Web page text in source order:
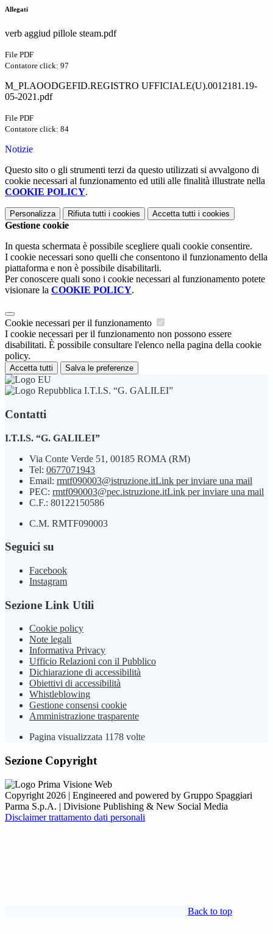
Allegati
verb aggiud pillole steam.pdf
File PDF
Contatore click: 97
M_PI.AOODGEFID.REGISTRO UFFICIALE(U).0012181.19-
05-2021.pdf
File PDF
Contatore click: 84
Notizie
Questo sito o gli strumenti terzi da questo utilizzati si avvalgono di
cookie necessari al funzionamento ed utili alle finalità illustrate nella
COOKIE POLICY.
Personalizza Rifiuta tutti i cookies Accetta tutti i cookies
Gestione cookie
In questa schermata è possibile scegliere quali cookie consentire.
I cookie necessari sono quelli che consentono il funzionamento della
piattaforma e non è possibile disabilitarli.
Per conoscere quali sono i cookie necessari al funzionamento potete
visionare la COOKIE POLICY.
Cookie necessari per il funzionamento
I cookie necessari per il funzionamento non possono essere
disabilitati. È possibile consultare l'elenco nella pagina della cookie
policy.
Accetta tutti Salva le preferenze
I.T.I.S. “G. GALILEI”
Contatti
I.T.I.S. “G. GALILEI”
Via Conte Verde 51, 00185 ROMA (RM)
Tel: 0677071943
Email: rmtf090003@istruzione.itLink per inviare una mail
PEC: rmtf090003@pec.istruzione.itLink per inviare una mail
C.F.: 80122150586
C.M. RMTF090003
Seguici su
Facebook
Instagram
Sezione Link Utili
Cookie policy
Note legali
Informativa Privacy
Ufficio Relazioni con il Pubblico
Dichiarazione di accessibilità
Obiettivi di accessibilità
Whistleblowing
Gestione consensi cookie
Amministrazione trasparente
Pagina visualizzata 1178 volte
Sezione Copyright
Copyright 2026 | Engineered and powered by Gruppo Spaggiari
Parma S.p.A. | Divisione Publishing & New Social Media
Disclaimer trattamento dati personali
Back to top